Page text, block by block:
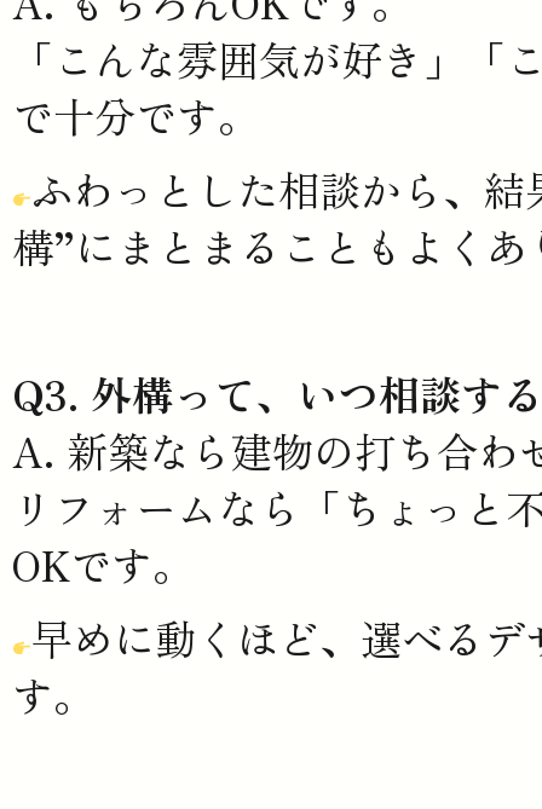
「こんな雰囲気が好き」
で十分です。
ふわっとした相談から、
構”にまとまることもよく
Q3. 外構って、いつ相談す
A. 新築なら建物の打ち合わ
リフォームなら「ちょっと
OKです。
早めに動くほど、選べる
す。